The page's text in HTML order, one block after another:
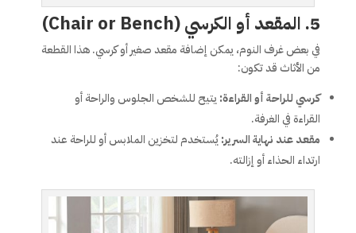
5. المقعد أو الكرسي (Chair or Bench)
في بعض غرف النوم، يمكن إضافة مقعد صغير أو كرسي. هذا القطعة
من الأثاث قد تكون:
كرسي للراحة أو القراءة: يتيح للشخص الجلوس والراحة أو
القراءة في الغرفة.
مقعد عند نهاية السرير:يُستخدم لتخزين الملابس أو للراحة عند
ارتداء الحذاء أو إزالته.